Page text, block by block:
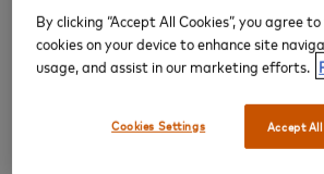
Pistarini (EZE)
Salas VIP
By clicking “Accept All Cookies”, you agree
cookies on your device to enhance site
usage, and assist in our marketing efforts.
Accept
Cookies Settings